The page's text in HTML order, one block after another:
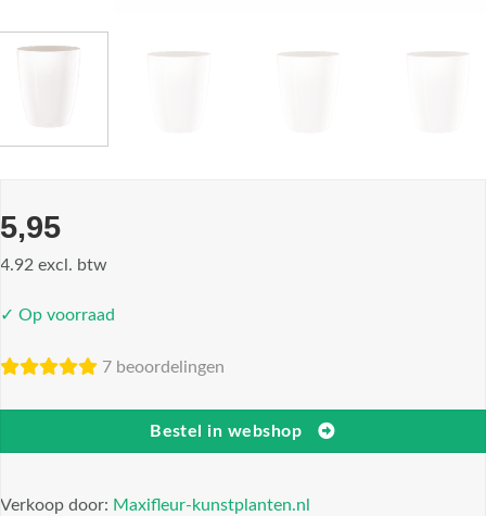
5,95
4.92 excl. btw
✓ Op voorraad
7 beoordelingen
Bestel in webshop
Verkoop door: Maxifleur-kunstplanten.nl